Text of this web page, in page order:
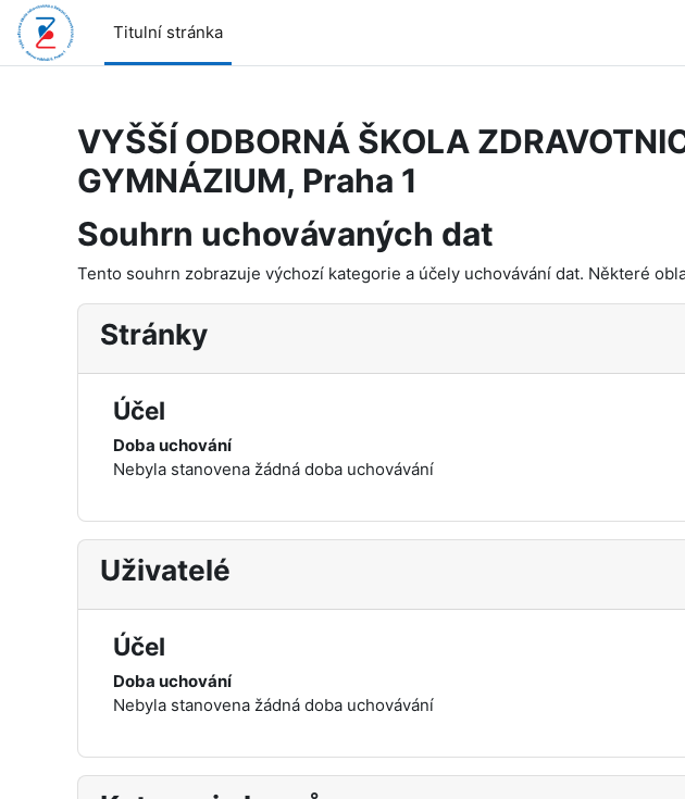
Přejít k hlavnímu obsahu
Titulní stránka
VYŠŠÍ ODBORNÁ ŠKOLA
GYMNÁZIUM, Praha 1
Souhrn uchovávaných dat
Tento souhrn zobrazuje výchozí kategorie a účely uchovávání dat. Některé
Stránky
Účel
Doba uchování
Nebyla stanovena žádná doba uchovávání
Uživatelé
Účel
Doba uchování
Nebyla stanovena žádná doba uchovávání